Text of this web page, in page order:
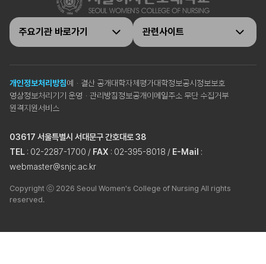
주요기관 바로가기 관련사이트
개인정보처리방침예ㆍ결산 공개대학자체평가대학정보공시 정보보호
영상정보처리기기 운영ㆍ관리방침정보공개이메일주소 무단 수집거부
원격지원서비스
03617 서울특별시 서대문구 간호대로 38
TEL : 02-2287-1700 / FAX : 02-395-8018 / E-Mail :
webmaster@snjc.ac.kr
Copyright ⓒ 2026 Seoul Women's College of Nursing All rights
reserved.